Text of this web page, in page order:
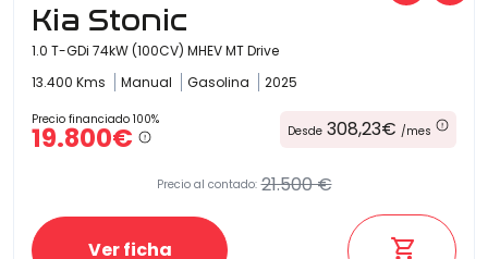
Kia Stonic
1.0 T-GDi 74kW (100CV) MHEV MT Drive
13.400 Kms
Manual Gasolina 2025
Precio financiado 100%
19.800€ Desde 308,23€ /mes
Precio al contado: 21.500 €
Ver ficha